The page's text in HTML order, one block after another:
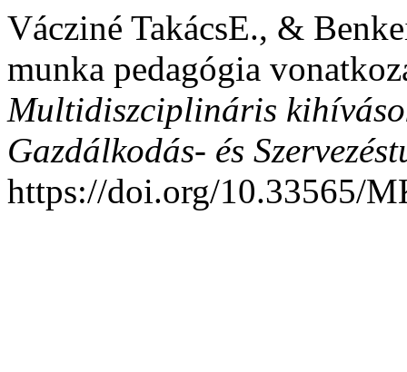
Vácziné TakácsE., &
munka pedagógia
Multidiszciplináris
Gazdálkodás- és
https://doi.org/10.33565/